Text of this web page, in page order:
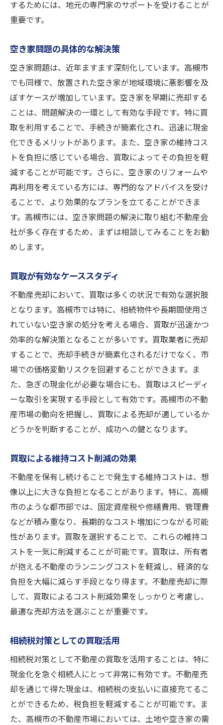
するためには、地元の専門家のサポートを受けることが
重要です。
空き家問題の具体的な解決策
空き家問題は、近年ますます深刻化しています。高槻市
でも同様で、放置された空き家が地域環境に悪影響を及
ぼすケースが増加しています。空き家を早期に売却する
ことは、問題解決の一環として有効な手段です。特に買
取を利用することで、手続きが簡素化され、迅速に現金
化できるメリットがあります。また、空き家の維持コス
トを負担に感じている場合、買取によってその負担を軽
減することが可能です。さらに、空き家のリフォームや
再利用を考えている方には、専門的なアドバイスを受け
ることで、より効果的なプランを立てることができま
す。高槻市には、空き家問題の解決に取り組む不動産会
社が多く存在するため、まずは相談してみることをお勧
めします。
買取が有効なケーススタディ
不動産売却において、買取は多くの状況で有効な選択肢
となります。高槻市では特に、相続物件や長期間使用さ
れていない空き家の処分を考える場合、買取が迅速かつ
効率的な解決策となることが多いです。買取業者に売却
することで、売却手続きが簡素化されるだけでなく、市
場での価格変動リスクを回避することができます。ま
た、急ぎの現金化が必要な場合にも、買取はスピーディ
ーな取引を実現する手段として有効です。高槻市の不動
産市場の動向を把握し、買取による売却が適しているか
どうかを判断することが、成功への鍵となります。
買取による維持コスト削減の効果
不動産を保有し続けることで発生する維持コストは、想
像以上に大きな負担となることがあります。特に、高槻
市のような都市部では、固定資産税や修繕費用、管理費
などが積み重なり、長期的なコスト増加につながる可能
性があります。買取を選択することで、これらの維持コ
ストを一気に削減することが可能です。買取は、所有者
が抱える不動産のランニングコストを軽減し、経済的な
負担を大幅に減らす手段となり得ます。不動産売却に際
して、買取によるコスト削減効果をしっかりと考慮し、
最適な売却方法を選ぶことが重要です。
相続税対策としての買取活用
相続税対策として不動産の買取を活用することは、特に
現金化を急ぐ相続人にとって非常に有効です。不動産売
却を通じて得た現金は、相続税の支払いに直接充てるこ
とができるため、税負担を軽減することが可能です。ま
た、高槻市の不動産市場においては、土地や空き家の需